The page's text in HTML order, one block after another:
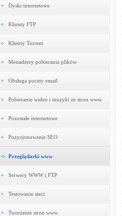
Dyski internetowe
Klienty FTP
Klienty Torrent
Menadżery pobierania plików
Obsługa poczty email
Pobieranie wideo i muzyki ze stron www
Pozostałe internetowe
Pozycjonowanie SEO
Przeglądarki www
Serwery WWW i FTP
Testowanie sieci
Tworzenie stron www